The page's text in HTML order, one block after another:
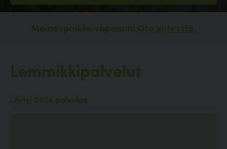
Mainospaikka vapaana! Ota yhteyttä.
Lemmikkipalvelut
Löytyi 2494 palvelua